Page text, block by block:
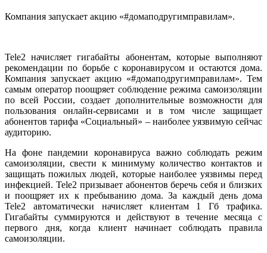
Компания запускает акцию «#домаподругимправилам».
Tele2 начисляет гигабайты абонентам, которые выполняют
рекомендации по борьбе с коронавирусом и остаются дома.
Компания запускает акцию «#домаподругимправилам». Тем
самым оператор поощряет соблюдение режима самоизоляции
по всей России, создает дополнительные возможности для
пользования онлайн-сервисами и в том числе защищает
абонентов тарифа «Социальный» – наиболее уязвимую сейчас
аудиторию.
На фоне пандемии коронавируса важно соблюдать режим
самоизоляции, свести к минимуму количество контактов и
защищать пожилых людей, которые наиболее уязвимы перед
инфекцией. Tele2 призывает абонентов беречь себя и близких
и поощряет их к пребыванию дома. За каждый день дома
Tele2 автоматически начисляет клиентам 1 Гб трафика.
Гигабайты суммируются и действуют в течение месяца с
первого дня, когда клиент начинает соблюдать правила
самоизоляции.